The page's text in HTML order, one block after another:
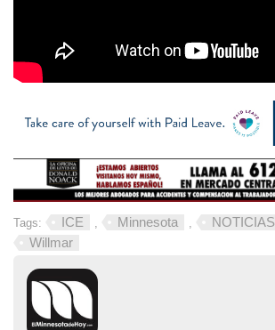
Tags: ICE Minnesota NOTICIAS
Willmar